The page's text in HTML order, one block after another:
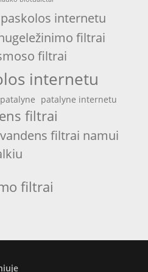
internetu
filtrai
filtrai
internetu
patalyne patalyne internetu
filtrai
vandens filtrai namui
filtrai